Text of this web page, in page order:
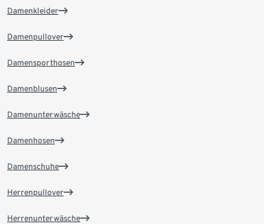
Damenkleider
Damenpullover
Damensporthosen
Damenblusen
Damenunterwäsche
Damenhosen
Damenschuhe
Herrenpullover
Herrenunterwäsche